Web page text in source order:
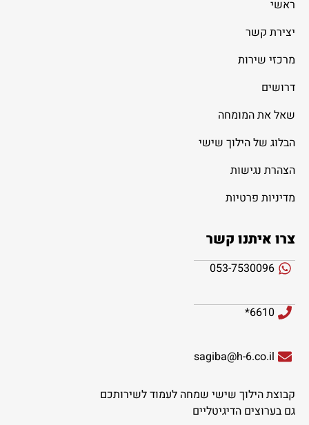
ראשי
יצירת קשר
מרכזי שירות
דרושים
שאל את המומחה
הבלוג של הילוך שישי
הצהרת נגישות
מדיניות פרטיות
צרו איתנו קשר
053-7530096
6610*
sagiba@h-6.co.il
קבוצת הילוך שישי שמחה לעמוד לשירותכם
גם בערוצים הדיגיטליים